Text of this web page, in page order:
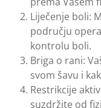
Liječenje boli:
području
kontrolu boli.
Briga o rani:
svom šavu i
Restrikcije
suzdržite od